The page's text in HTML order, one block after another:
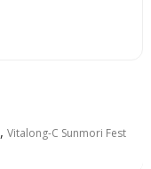
,Vitalong-C Sunmori Fest